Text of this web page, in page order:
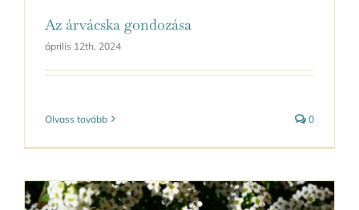
Az árvácska gondozása
április 12th, 2024
Olvass tovább 0